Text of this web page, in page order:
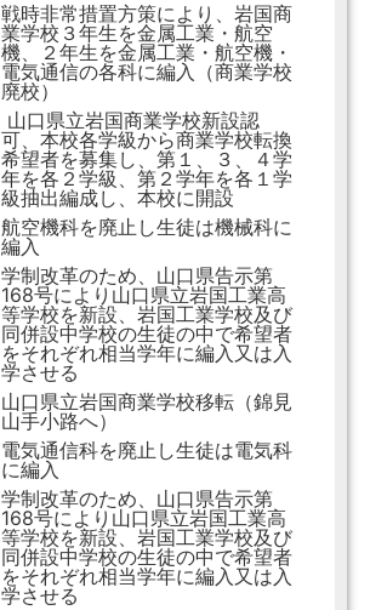
戦時非常措置方策により、岩国商
業学校３年生を金属工業・航空
機、２年生を金属工業・航空機・
電気通信の各科に編入（商業学校
廃校）
山口県立岩国商業学校新設認
可、本校各学級から商業学校転換
希望者を募集し、第１、３、４学
年を各２学級、第２学年を各１学
級抽出編成し、本校に開設
航空機科を廃止し生徒は機械科に
編入
学制改革のため、山口県告示第
168号により山口県立岩国工業高
等学校を新設、岩国工業学校及び
同併設中学校の生徒の中で希望者
をそれぞれ相当学年に編入又は入
学させる
山口県立岩国商業学校移転（錦見
山手小路へ）
電気通信科を廃止し生徒は電気科
に編入
学制改革のため、山口県告示第
168号により山口県立岩国工業高
等学校を新設、岩国工業学校及び
同併設中学校の生徒の中で希望者
をそれぞれ相当学年に編入又は入
学させる